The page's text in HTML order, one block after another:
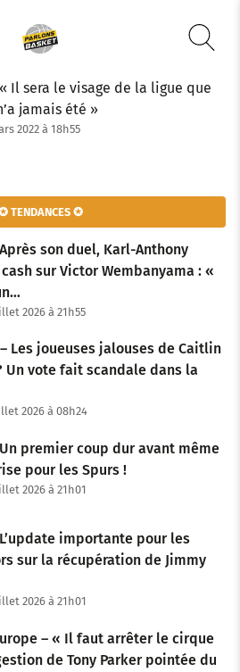
« Il sera le visage de la ligue que
jamais été »
2022 à 18h55
TENDANCES ✪
Après son duel, Karl-Anthony
cash sur Victor Wembanyama : «
2026 à 21h55
– Les joueuses jalouses de Caitlin
Un vote fait scandale dans la
2026 à 08h24
Un premier coup dur avant même
pour les Spurs !
2026 à 21h01
L’update importante pour les
sur la récupération de Jimmy
2026 à 21h01
– « Il faut arrêter le cirque
de Tony Parker pointée du